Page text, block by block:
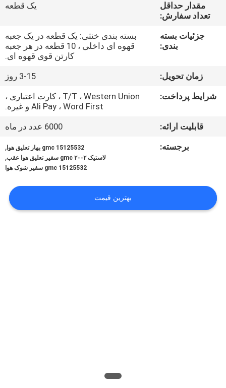
کیفیت
درخواست
نقل
مقدار حداقل
تعداد سفارش:
یک قطعه
جزئیات بسته
بندی:
بسته بندی خنثی: یک قطعه در یک جعبه
قهوه ای داخلی ، 10 قطعه در هر جعبه
کارتن قوی قهوه ای.
زمان تحویل:
3-15 روز
شرایط پرداخت:
T/T ، Western Union ، کارت اعتباری ،
Ali Pay ، Word First و غیره.
قابلیت ارائه:
6000 عدد در ماه
برجسته:
15125532 gmc بهار تعلیق هوا ,
لاستیک ۲۰۰۲ gmc سفیر تعلیق هوا عقب ,
15125532 gmc سفیر شوک هوا
بهترین قیمت